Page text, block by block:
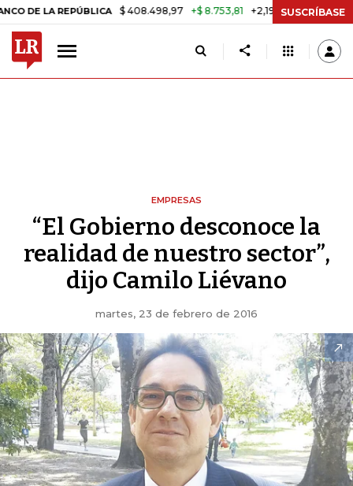
REPÚBLICA $ 408.498,97 +$ 8.753,81 +2,19% TASA DE USURA
SUSCRÍBASE
EMPRESAS
“El Gobierno desconoce la
realidad de nuestro sector”,
dijo Camilo Liévano
martes, 23 de febrero de 2016